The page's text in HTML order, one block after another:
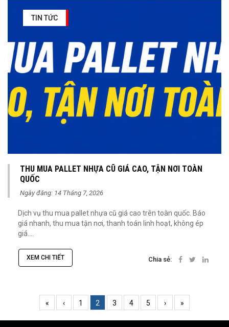
TIN TỨC
THU MUA PALLET NHỰA CŨ GIÁ CAO, TẬN NƠI TOÀN
QUỐC
Ngày đăng: 14 Tháng 7, 2026
Dịch vụ thu mua pallet nhựa cũ giá cao trên toàn quốc. Báo
giá nhanh, thu mua tận nơi, thanh toán linh hoạt, không ép
giá....
XEM CHI TIẾT Chia sẻ:
« ‹ 1 2 3 4 5 › »